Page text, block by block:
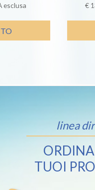
esclusa €
linea
TUOI